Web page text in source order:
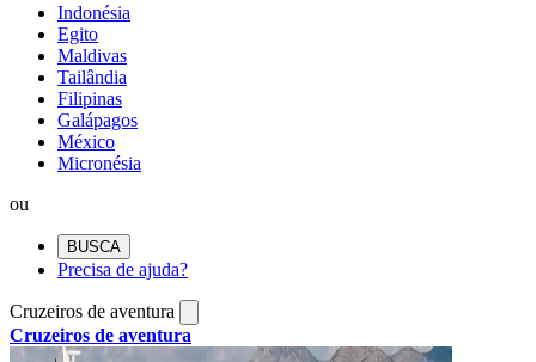
Indonésia
Egito
Maldivas
Tailândia
Filipinas
Galápagos
México
Micronésia
ou
BUSCA
Precisa de ajuda?
Cruzeiros de aventura
Cruzeiros de aventura